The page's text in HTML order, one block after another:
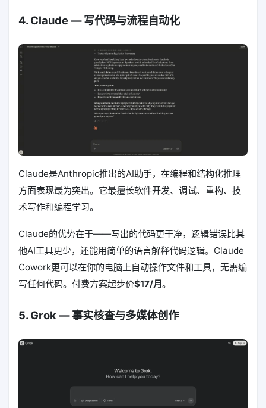
4. Claude — 写代码与流程自动化
Claude是Anthropic推出的AI助手，在编程和结构化推理
方面表现最为突出。它最擅长软件开发、调试、重构、技
术写作和编程学习。
Claude的优势在于——写出的代码更干净，逻辑错误比其
他AI工具更少，还能用简单的语言解释代码逻辑。Claude
Cowork更可以在你的电脑上自动操作文件和工具，无需编
写任何代码。付费方案起步价$17/月。
5. Grok — 事实核查与多媒体创作